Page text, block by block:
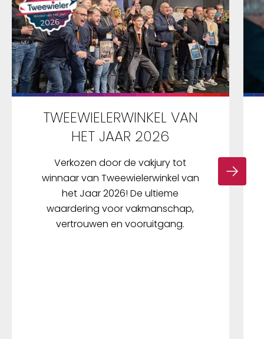
TWEEWIELERWINKEL VAN
HET JAAR 2026
Verkozen door de vakjury tot
winnaar van Tweewielerwinkel van
het Jaar 2026! De ultieme
waardering voor vakmanschap,
vertrouwen en vooruitgang.